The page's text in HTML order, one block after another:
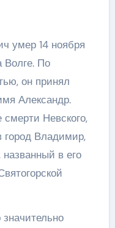
умер 14 ноября
Волге. По
он принял
Александр.
Невского,
Владимир,
в его